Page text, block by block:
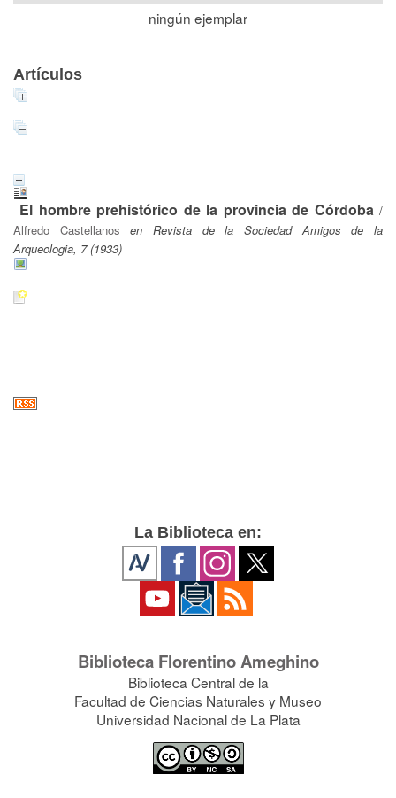
ningún ejemplar
Artículos
El hombre prehistórico de la provincia de Córdoba/
Alfredo Castellanos
en Revista de la Sociedad Amigos de la
Arqueologia, 7 (1933)
La Biblioteca en:
Biblioteca Florentino Ameghino
Biblioteca Central de la
Facultad de Ciencias Naturales y Museo
Universidad Nacional de La Plata